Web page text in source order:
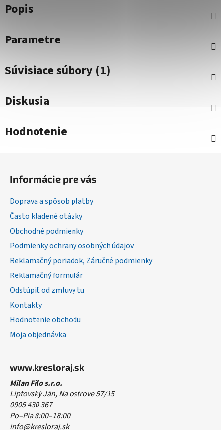
Popis
Parametre
Súvisiace súbory (1)
Diskusia
Hodnotenie
Informácie pre vás
Doprava a spôsob platby
Často kladené otázky
Obchodné podmienky
Podmienky ochrany osobných údajov
Reklamačný poriadok, Záručné podmienky
Reklamačný formulár
Odstúpiť od zmluvy tu
Kontakty
Hodnotenie obchodu
Moja objednávka
www.kresloraj.sk
Milan Filo s.r.o.
Liptovský Ján, Na ostrove 57/15
0905 430 367
Po–Pia 8:00–18:00
info@kresloraj.sk